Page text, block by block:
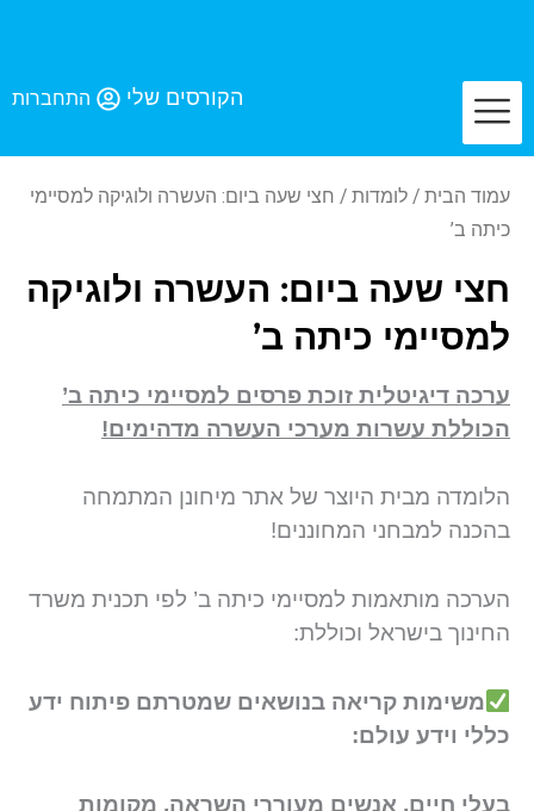
התחברות הקורסים שלי
עמוד הבית/לומדות/ חצי שעה ביום: העשרה ולוגיקה למסיימי
כיתה ב’
חצי שעה ביום: העשרה ולוגיקה
למסיימי כיתה ב’
ערכה דיגיטלית זוכת פרסים למסיימי כיתה ב’
הכוללת עשרות מערכי העשרה מדהימים!
הלומדה מבית היוצר של אתר מיחונן המתמחה
בהכנה למבחני המחוננים!
הערכה מותאמות למסיימי כיתה ב’ לפי תכנית משרד
החינוך בישראל וכוללת:
משימות קריאה בנושאים שמטרתם פיתוח ידע
כללי וידע עולם:
בעלי חיים, אנשים מעוררי השראה, מקומות